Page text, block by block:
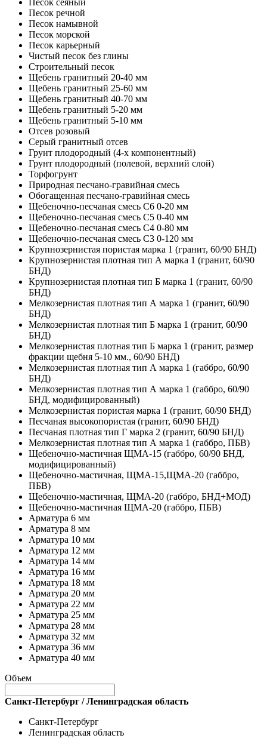
Песок речной
Песок намывной
Песок морской
Песок карьерный
Чистый песок без глины
Строительный песок
Щебень гранитный 20-40 мм
Щебень гранитный 25-60 мм
Щебень гранитный 40-70 мм
Щебень гранитный 5-20 мм
Щебень гранитный 5-10 мм
Отсев розовый
Серый гранитный отсев
Грунт плодородный (4-х компонентный)
Грунт плодородный (полевой, верхний слой)
Торфогрунт
Природная песчано-гравийная смесь
Обогащенная песчано-гравийная смесь
Щебеночно-песчаная смесь C6 0-20 мм
Щебеночно-песчаная смесь C5 0-40 мм
Щебеночно-песчаная смесь C4 0-80 мм
Щебеночно-песчаная смесь C3 0-120 мм
Крупнозернистая пористая марка 1 (гранит, 60/90 БНД)
Крупнозернистая плотная тип А марка 1 (гранит, 60/90
БНД)
Крупнозернистая плотная тип Б марка 1 (гранит, 60/90
БНД)
Мелкозернистая плотная тип А марка 1 (гранит, 60/90
БНД)
Мелкозернистая плотная тип Б марка 1 (гранит, 60/90
БНД)
Мелкозернистая плотная тип Б марка 1 (гранит, размер
фракции щебня 5-10 мм., 60/90 БНД)
Мелкозернистая плотная тип А марка 1 (габбро, 60/90
БНД)
Мелкозернистая плотная тип А марка 1 (габбро, 60/90
БНД, модифицированный)
Мелкозернистая пористая марка 1 (гранит, 60/90 БНД)
Песчаная высокопористая (гранит, 60/90 БНД)
Песчаная плотная тип Г марка 2 (гранит, 60/90 БНД)
Мелкозернистая плотная тип А марка 1 (габбро, ПБВ)
Щебеночно-мастичная ЩМА-15 (габбро, 60/90 БНД,
модифицированный)
Щебеночно-мастичная, ЩМА-15,ЩМА-20 (габбро,
ПБВ)
Щебеночно-мастичная, ЩМА-20 (габбро, БНД+МОД)
Щебеночно-мастичная ЩМА-20 (габбро, ПБВ)
Арматура 6 мм
Арматура 8 мм
Арматура 10 мм
Арматура 12 мм
Арматура 14 мм
Арматура 16 мм
Арматура 18 мм
Арматура 20 мм
Арматура 22 мм
Арматура 25 мм
Арматура 28 мм
Арматура 32 мм
Арматура 36 мм
Арматура 40 мм
Объем
Санкт-Петербург / Ленинградская область
Санкт-Петербург
Ленинградская область